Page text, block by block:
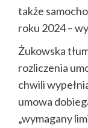
także
roku 2024 –
Żukowska
rozliczenia
chwili
umowa
„wymagany